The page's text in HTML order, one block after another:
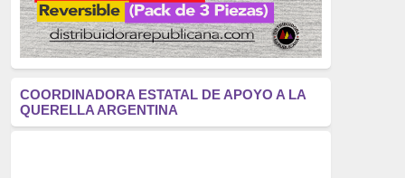
genocidio
(1234)
mujer
(1070)
Eventos
(914)
COORDINADORA ESTATAL DE APOYO A LA
QUERELLA ARGENTINA